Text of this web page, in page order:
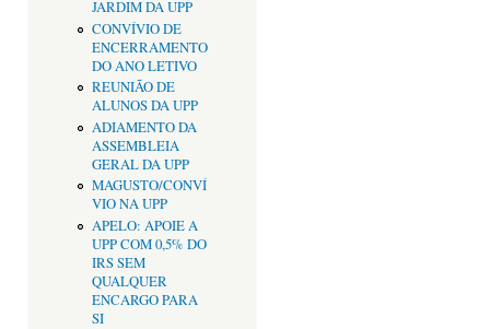
JARDIM DA UPP
CONVÍVIO DE
ENCERRAMENTO
DO ANO LETIVO
REUNIÃO DE
ALUNOS DA UPP
ADIAMENTO DA
ASSEMBLEIA
GERAL DA UPP
MAGUSTO/CONVÍ
VIO NA UPP
APELO: APOIE A
UPP COM 0,5% DO
IRS SEM
QUALQUER
ENCARGO PARA
SI